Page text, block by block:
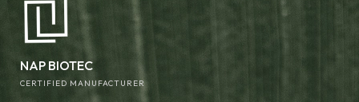
NAP BIOTEC
CERTIFIED MANUFACTURER